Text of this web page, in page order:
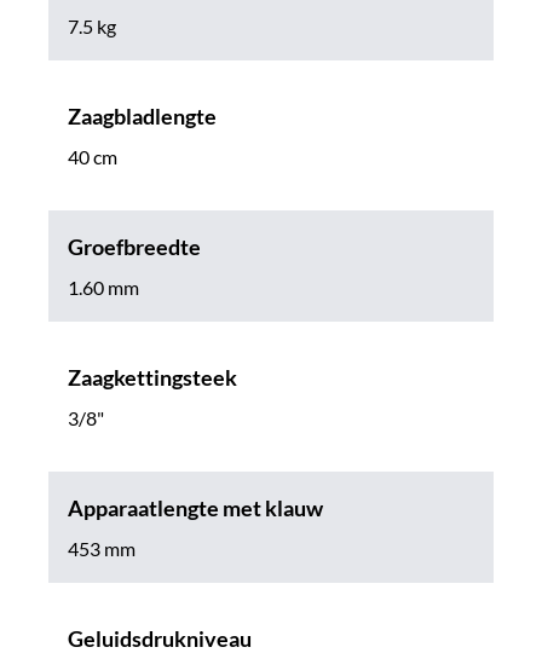
7.5 kg
Zaagbladlengte
40 cm
Groefbreedte
1.60 mm
Zaagkettingsteek
3/8"
Apparaatlengte met klauw
453 mm
Geluidsdrukniveau